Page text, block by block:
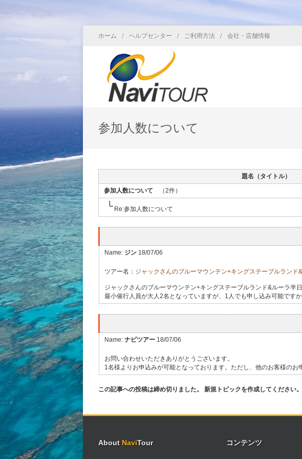
ホーム / ヘルプセンター / ご利用方法 / 会社・店舗情報
参加人数について
題名（タイトル）
参加人数について （2件）
Re:参加人数について
Name: ジン 18/07/06
ツアー名： ジャックさんのブルーマウンテン+キングステーブルランド
ジャックさんのブルーマウンテン+キングステーブルランド&ルーラ半
最小催行人員が大人2名となっていますが、1人でも申し込み可能ですか
Name: ナビツアー 18/07/06
お問い合わせいただきありがとうございます。
1名様よりお申込みが可能となっております。ただし、他のお客様の
この記事への投稿は締め切りました。 新規トピックを作成してください。
About NaviTour コンテンツ